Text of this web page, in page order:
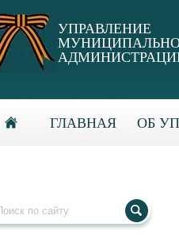
УПРАВЛЕНИЕ
ГЛАВНАЯ ОБ